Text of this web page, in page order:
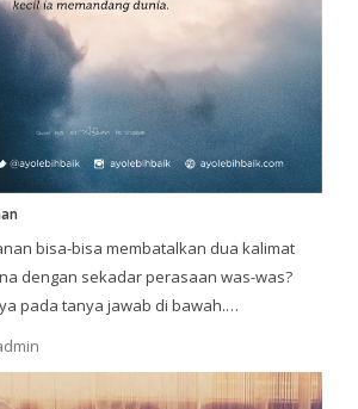
bisa-bisa membatalkan dua kalimat
dengan sekadar perasaan was-was?
pada tanya jawab di bawah.…